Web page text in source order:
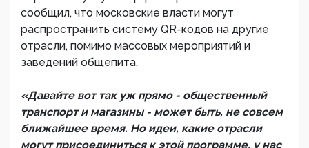
сообщил, что московские власти могут
распространить систему QR-кодов на другие
отрасли, помимо массовых мероприятий и
заведений общепита.
«Давайте вот так уж прямо - общественный
транспорт и магазины - может быть, не совсем
ближайшее время. Но идеи, какие отрасли
могут присоединиться к этой программе, у нас